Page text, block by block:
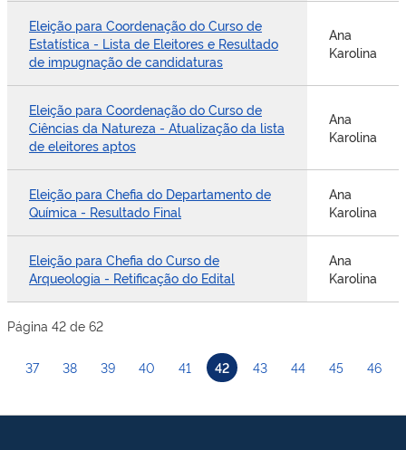
Eleição para Coordenação do Curso de
Estatística - Lista de Eleitores e Resultado
de impugnação de candidaturas
Ana
Karolina
Eleição para Coordenação do Curso de
Ciências da Natureza - Atualização da lista
de eleitores aptos
Ana
Karolina
Eleição para Chefia do Departamento de
Química - Resultado Final
Ana
Karolina
Eleição para Chefia do Curso de
Arqueologia - Retificação do Edital
Ana
Karolina
Página 42 de 62
37 38 39 40 41 42 43 44 45 46